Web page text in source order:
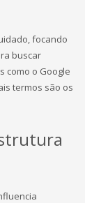
focando
buscar
como o Google
termos são os